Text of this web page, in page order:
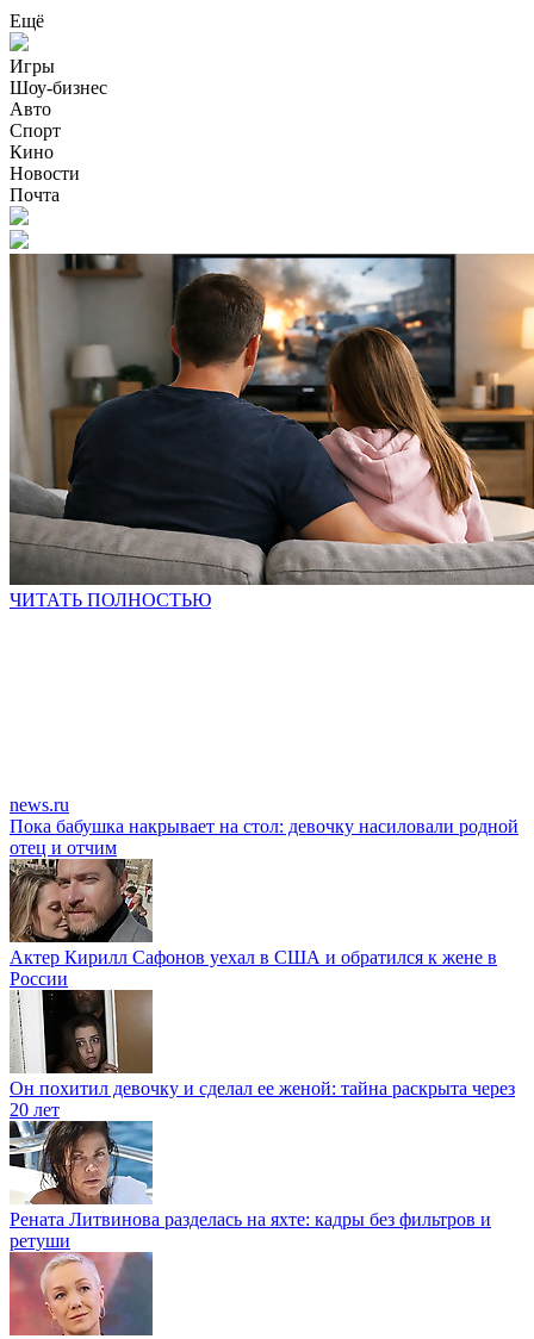
Ещё
Игры
Шоу-бизнес
Авто
Спорт
Кино
Новости
Почта
ЧИТАТЬ ПОЛНОСТЬЮ
news.ru
Пока бабушка накрывает на стол: девочку насиловали родной
отец и отчим
Актер Кирилл Сафонов уехал в США и обратился к жене в
России
Он похитил девочку и сделал ее женой: тайна раскрыта через
20 лет
Рената Литвинова разделась на яхте: кадры без фильтров и
ретуши